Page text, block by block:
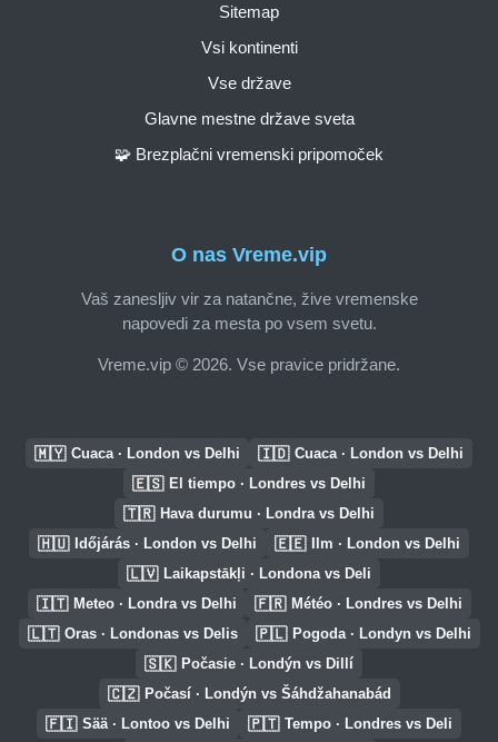
O nas Vreme.vip
Vaš zanesljiv vir za natančne, žive vremenske
napovedi za mesta po vsem svetu.
Vreme.vip © 2026. Vse pravice pridržane.
Sitemap
Vsi kontinenti
Vse države
Glavne mestne države sveta
🧩 Brezplačni vremenski pripomoček
🇲🇾 Cuaca · London vs Delhi 🇮🇩 Cuaca · London vs Delhi
🇪🇸 El tiempo · Londres vs Delhi
🇹🇷 Hava durumu · Londra vs Delhi
🇭🇺 Időjárás · London vs Delhi 🇪🇪 Ilm · London vs Delhi
🇱🇻 Laikapstākļi · Londona vs Deli
🇮🇹 Meteo · Londra vs Delhi 🇫🇷 Météo · Londres vs Delhi
🇱🇹 Oras · Londonas vs Delis 🇵🇱 Pogoda · Londyn vs Delhi
🇸🇰 Počasie · Londýn vs Dillí
🇨🇿 Počasí · Londýn vs Šáhdžahanabád
🇫🇮 Sää · Lontoo vs Delhi 🇵🇹 Tempo · Londres vs Deli